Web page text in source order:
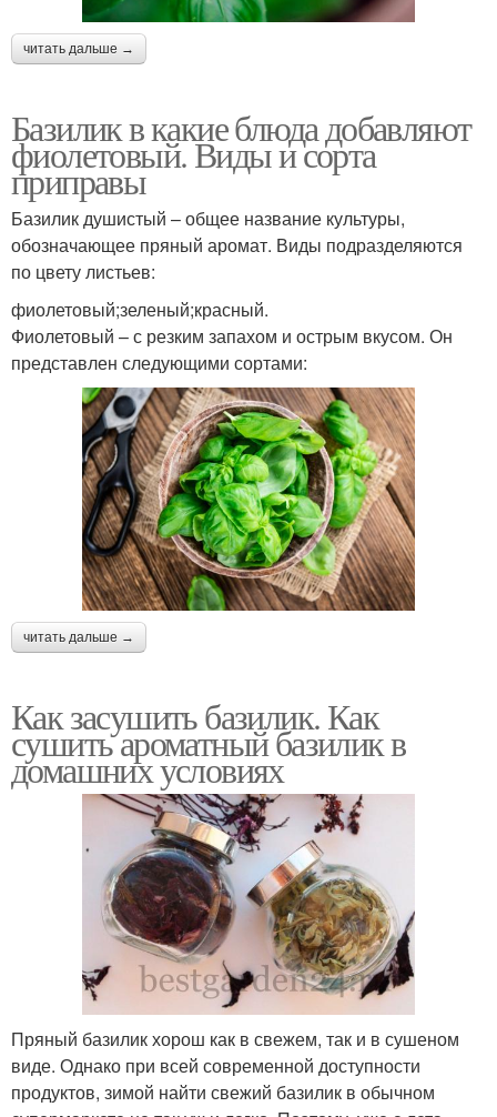
читать дальше →
Базилик в какие блюда добавляют
фиолетовый. Виды и сорта
приправы
Базилик душистый – общее название культуры,
обозначающее пряный аромат. Виды подразделяются
по цвету листьев:
фиолетовый;зеленый;красный.
Фиолетовый – с резким запахом и острым вкусом. Он
представлен следующими сортами:
читать дальше →
Как засушить базилик. Как
сушить ароматный базилик в
домашних условиях
Пряный базилик хорош как в свежем, так и в сушеном
виде. Однако при всей современной доступности
продуктов, зимой найти свежий базилик в обычном